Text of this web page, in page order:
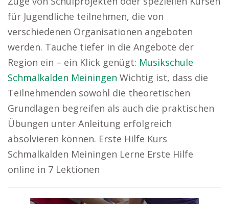
für Jugendliche teilnehmen, die von
verschiedenen Organisationen angeboten
werden. Tauche tiefer in die Angebote der
Region ein – ein Klick genügt: Musikschule
Schmalkalden Meiningen Wichtig ist, dass die
Teilnehmenden sowohl die theoretischen
Grundlagen begreifen als auch die praktischen
Übungen unter Anleitung erfolgreich
absolvieren können. Erste Hilfe Kurs
Schmalkalden Meiningen Lerne Erste Hilfe
online in 7 Lektionen